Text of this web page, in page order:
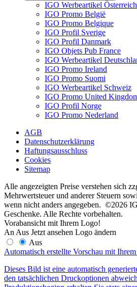
IGO Werbeartikel Österreich
IGO Promo België
IGO Promo Belgique
IGO Profil Sverige
IGO Profil Danmark
IGO Objets Pub France
IGO Werbeartikel
IGO Promo Ireland
IGO Promo Suomi
IGO Werbeartikel Schweiz
IGO Promo United
IGO Profil Norge
IGO Promo Nederland
AGB
Datenschutzerklärung
Haftungsausschluss
Cookies
Sitemap
Alle angezeigten Preise verstehen sich
Mehrwertsteuer und anderer Steuern
wenn nicht anders angegeben. ©2026
Geschenke. Alle Rechte vorbehalten.
Vorabansicht mit Ihrem Logo!
An Aus Jetzt ansehen Logo ändern
Aus
Automatisch erstellte Vorschau mit
Dieses Bild ist eine automatisch
den tatsächlichen Druckoptionen